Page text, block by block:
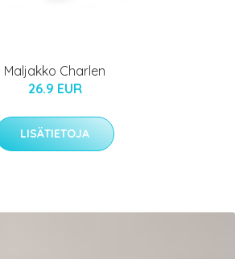
Maljakko Charlen
26.9 EUR
LISÄTIETOJA